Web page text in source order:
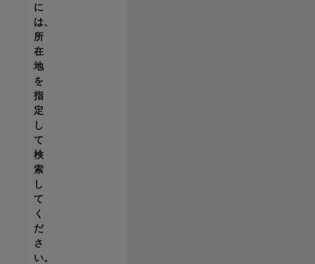
に
は、
所
在
地
を
指
定
し
て
検
索
し
て
く
だ
さ
い。